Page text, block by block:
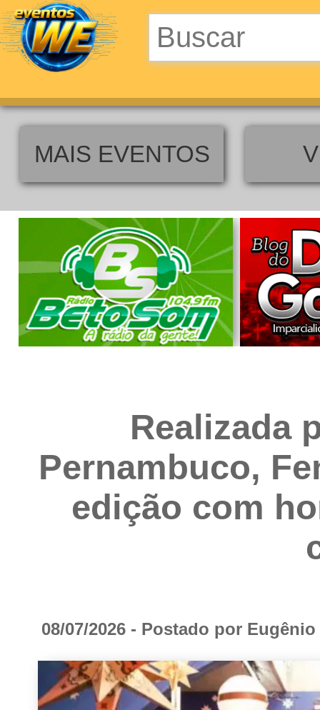
MAIS EVENTOS
Realizada
Pernambuco,
edição com
08/07/2026 - Postado por Eugênio